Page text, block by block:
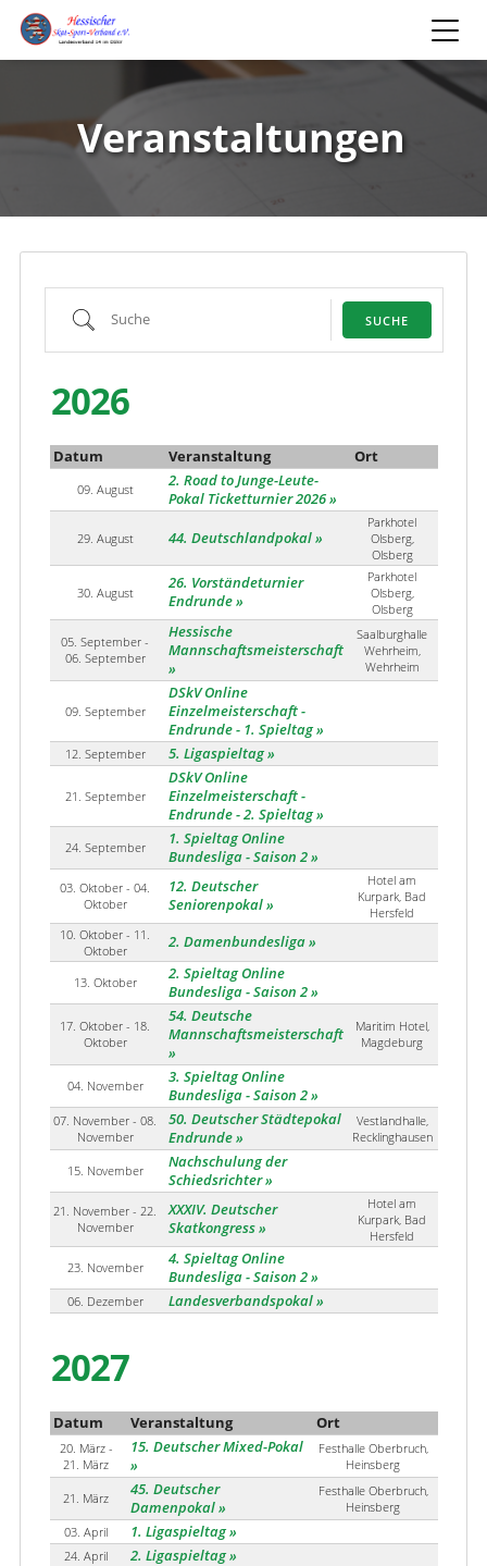
Veranstaltungen
Suche
SUCHE
2026
Datum Veranstaltung Ort
09. August
2. Road to Junge-Leute-
Pokal Ticketturnier 2026
29. August 44. Deutschlandpokal
Parkhotel
Olsberg,
Olsberg
30. August
26. Vorständeturnier
Endrunde
Parkhotel
Olsberg,
Olsberg
05. September -
06. September
Hessische
Mannschaftsmeisterschaft
Saalburghalle
Wehrheim,
Wehrheim
09. September
DSkV Online
Einzelmeisterschaft -
Endrunde - 1. Spieltag
12. September 5. Ligaspieltag
21. September
DSkV Online
Einzelmeisterschaft -
Endrunde - 2. Spieltag
24. September
1. Spieltag Online
Bundesliga - Saison 2
03. Oktober - 04.
Oktober
12. Deutscher
Seniorenpokal
Hotel am
Kurpark, Bad
Hersfeld
10. Oktober - 11.
Oktober
2. Damenbundesliga
13. Oktober
2. Spieltag Online
Bundesliga - Saison 2
17. Oktober - 18.
Oktober
54. Deutsche
Mannschaftsmeisterschaft
Maritim Hotel,
Magdeburg
04. November
3. Spieltag Online
Bundesliga - Saison 2
07. November - 08.
November
50. Deutscher Städtepokal
Endrunde
Vestlandhalle,
Recklinghausen
15. November
Nachschulung der
Schiedsrichter
21. November - 22.
November
XXXIV. Deutscher
Skatkongress
Hotel am
Kurpark, Bad
Hersfeld
23. November
4. Spieltag Online
Bundesliga - Saison 2
06. Dezember Landesverbandspokal
2027
Datum Veranstaltung Ort
20. März -
21. März
15. Deutscher Mixed-Pokal
Festhalle Oberbruch,
Heinsberg
21. März
45. Deutscher
Damenpokal
Festhalle Oberbruch,
Heinsberg
03. April
1. Ligaspieltag
24. April 2. Ligaspieltag